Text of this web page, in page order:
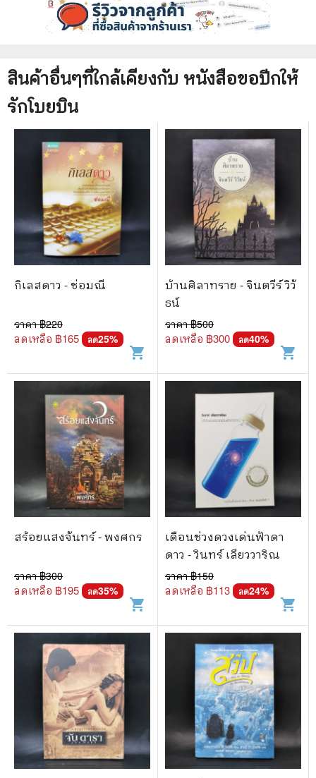
สินค้าอื่นๆที่ใกล้เคียงกับ หนังสือขอปีกให้
รักโบยบิน
กิเลสดาว - ช่อมณี
ราคา ฿220
ลดเหลือ ฿165 ลด25%
shopping_cart
บ้านศิลาทราย - จินตวีร์ วิวั
ธน์
ราคา ฿500
ลดเหลือ ฿300 ลด40%
shopping_cart
สร้อยแสงจันทร์ - พงศกร
ราคา ฿300
ลดเหลือ ฿195 ลด35%
shopping_cart
เดือนช่วงดวงเด่นฟ้าดา
ดาว - วินทร์ เลียววาริณ
ราคา ฿150
ลดเหลือ ฿113 ลด24%
shopping_cart